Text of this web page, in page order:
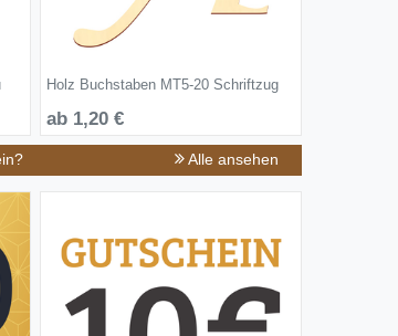
Holz Buchstaben MT5-20 Schriftzug
ab 1,20 €
Alle ansehen